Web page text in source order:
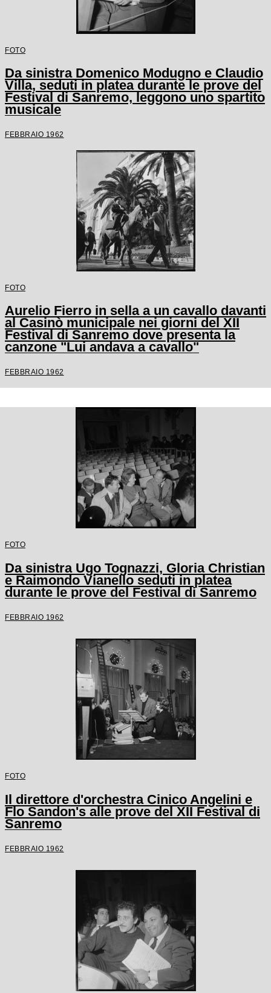
FOTO
Da sinistra Domenico Modugno e Claudio
Villa, seduti in platea durante le prove del
Festival di Sanremo, leggono uno spartito
musicale
FEBBRAIO 1962
FOTO
Aurelio Fierro in sella a un cavallo davanti
al Casinò municipale nei giorni del XII
Festival di Sanremo dove presenta la
canzone "Lui andava a cavallo"
FEBBRAIO 1962
FOTO
Da sinistra Ugo Tognazzi, Gloria Christian
e Raimondo Vianello seduti in platea
durante le prove del Festival di Sanremo
FEBBRAIO 1962
FOTO
Il direttore d'orchestra Cinico Angelini e
Flo Sandon's alle prove del XII Festival di
Sanremo
FEBBRAIO 1962